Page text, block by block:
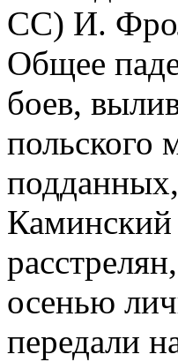
СС) И.
Общее
боев,
польского
осенью
передали